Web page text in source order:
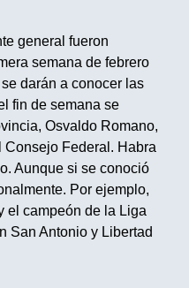
general fueron
semana de febrero
darán a conocer las
fin de semana se
Osvaldo Romano,
Consejo Federal. Habra
Aunque si se conoció
Por ejemplo,
el campeón de la Liga
San Antonio y Libertad